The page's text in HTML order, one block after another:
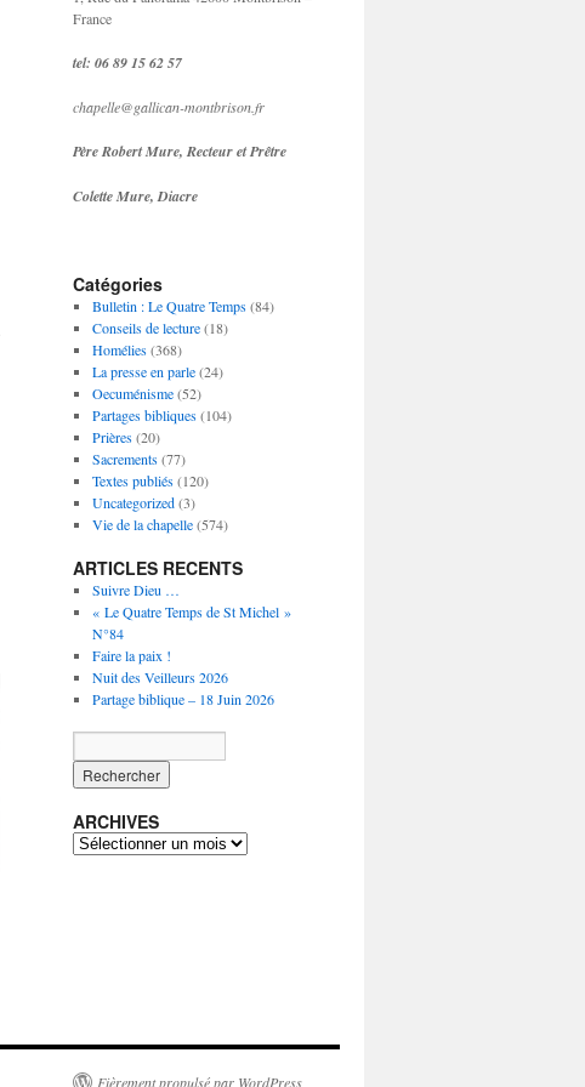
France
tel: 06 89 15 62 57
chapelle@gallican-montbrison.fr
Père Robert Mure, Recteur et Prêtre
Colette Mure, Diacre
Catégories
Bulletin : Le Quatre Temps(84)
Conseils de lecture(18)
Homélies(368)
La presse en parle(24)
Oecuménisme(52)
Partages bibliques(104)
Prières(20)
Sacrements(77)
Textes publiés(120)
Uncategorized(3)
Vie de la chapelle(574)
ARTICLES RECENTS
Suivre Dieu …
« Le Quatre Temps de St Michel »
N°84
Faire la paix !
Nuit des Veilleurs 2026
Partage biblique – 18 Juin 2026
ARCHIVES
ARCHIVES
Fièrement propulsé par WordPress